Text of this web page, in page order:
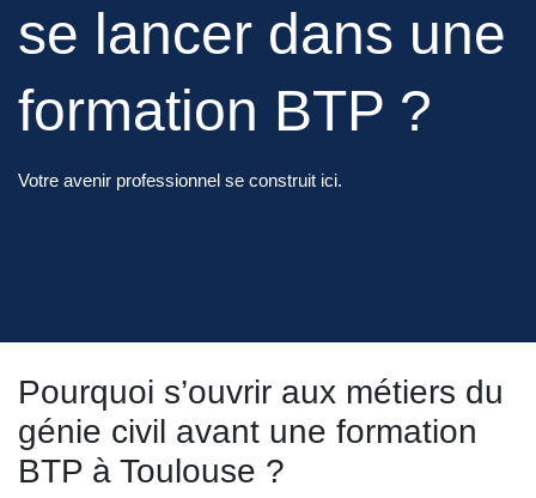
se lancer dans une
formation BTP ?
Votre avenir professionnel se construit ici.
Pourquoi s’ouvrir aux métiers du
génie civil avant une formation
BTP à Toulouse ?